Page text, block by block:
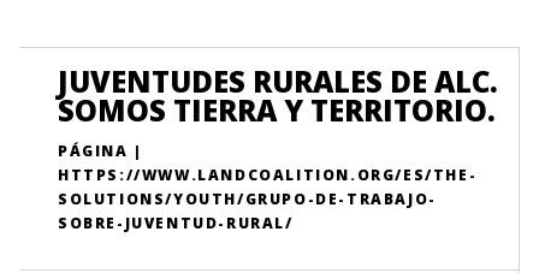
JUVENTUDES RURALES DE ALC.
SOMOS TIERRA Y TERRITORIO.
PÁGINA |
HTTPS://WWW.LANDCOALITION.ORG/ES/THE-
SOLUTIONS/YOUTH/GRUPO-DE-TRABAJO-
SOBRE-JUVENTUD-RURAL/